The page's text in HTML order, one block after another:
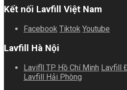
Kết nối Lavfill Việt Nam
Facebook Tiktok Youtube
Lavfill Hà Nội
Lavifll TP. Hồ Chí Minh Lavfill
Lavfill Hải Phòng